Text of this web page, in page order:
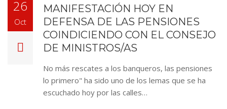
26
Oct
MANIFESTACIÓN HOY EN
DEFENSA DE LAS PENSIONES
COINDICIENDO CON EL CONSEJO
DE MINISTROS/AS
No más rescates a los banqueros, las pensiones
lo primero" ha sido uno de los lemas que se ha
escuchado hoy por las calles…